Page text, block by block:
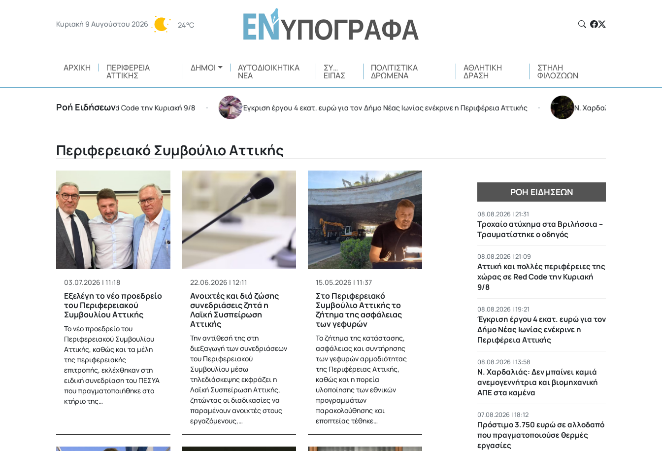
Κυριακή 9 Αυγούστου 2026 24°C
ΑΡΧΙΚΉ ΠΕΡΙΦΈΡΕΙΑ
ΑΤΤΙΚΉΣ
ΔΉΜΟΙ ΑΥΤΟΔΙΟΙΚΗΤΙΚΆ
ΝΈΑ
ΣΥ…
ΕΊΠΑΣ
ΠΟΛΙΤΙΣΤΙΚΆ
ΔΡΏΜΕΝΑ
ΑΘΛΗΤΙΚΉ
ΔΡΆΣΗ
ΣΤΉΛΗ
ΦΙΛΌΖΩΩΝ
Ροή Ειδήσεων
της χώρας σε Red Code την Κυριακή 9/8 • Έγκριση έργου 4 εκατ. ευρώ για τον Δήμο Νέας Ιωνίας ενέκρινε η Περιφέρεια Αττικής • Ν. Χαρδαλιάς: Δεν μπαίνει καμιά
Περιφερειακό Συμβούλιο Αττικής
03.07.2026 | 11:18
Εξελέγη το νέο προεδρείο
του Περιφερειακού
Συμβουλίου Αττικής
Το νέο προεδρείο του
Περιφερειακού Συμβουλίου
Αττικής, καθώς και τα μέλη
της περιφερειακής
επιτροπής, εκλέχθηκαν στη
ειδική συνεδρίαση του ΠΕΣΥΑ
που πραγματοποιήθηκε στο
κτήριο της…
22.06.2026 | 12:11
Ανοιχτές και διά ζώσης
συνεδριάσεις ζητά η
Λαϊκή Συσπείρωση
Αττικής
Την αντίθεσή της στη
διεξαγωγή των συνεδριάσεων
του Περιφερειακού
Συμβουλίου μέσω
τηλεδιάσκεψης εκφράζει η
Λαϊκή Συσπείρωση Αττικής,
ζητώντας οι διαδικασίες να
παραμένουν ανοιχτές στους
εργαζόμενους,…
15.05.2026 | 11:37
Στο Περιφερειακό
Συμβούλιο Αττικής το
ζήτημα της ασφάλειας
των γεφυρών
Το ζήτημα της κατάστασης,
ασφάλειας και συντήρησης
των γεφυρών αρμοδιότητας
της Περιφέρειας Αττικής,
καθώς και η πορεία
υλοποίησης των εθνικών
προγραμμάτων
παρακολούθησης και
εποπτείας τέθηκε…
ΡΟΉ ΕΙΔΉΣΕΩΝ
08.08.2026 | 21:31
Τροχαίο ατύχημα στα Βριλήσσια –
Τραυματίστηκε ο οδηγός
08.08.2026 | 21:09
Αττική και πολλές περιφέρειες της
χώρας σε Red Code την Κυριακή
9/8
08.08.2026 | 19:21
Έγκριση έργου 4 εκατ. ευρώ για τον
Δήμο Νέας Ιωνίας ενέκρινε η
Περιφέρεια Αττικής
08.08.2026 | 13:58
Ν. Χαρδαλιάς: Δεν μπαίνει καμιά
ανεμογεννήτρια και βιομηχανική
ΑΠΕ στα καμένα
07.08.2026 | 18:12
Πρόστιμο 3.750 ευρώ σε αλλοδαπό
που πραγματοποιούσε θερμές
εργασίες